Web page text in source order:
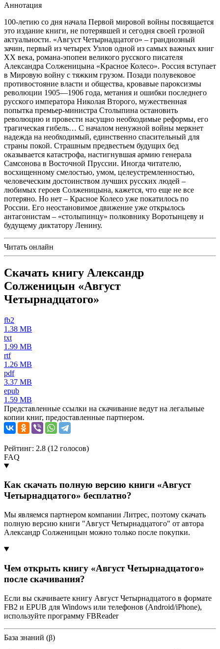
Аннотация
100-летию со дня начала Первой мировой войны посвящается
это издание книги, не потерявшей и сегодня своей грозной
актуальности. «Август Четырнадцатого» – грандиозный
зачин, первый из четырех Узлов одной из самых важных книг
ХХ века, романа-эпопеи великого русского писателя
Александра Солженицына «Красное Колесо». Россия вступает
в Мировую войну с тяжким грузом. Позади полувековое
противостояние власти и общества, кровавые пароксизмы
революции 1905—1906 года, метания и ошибки последнего
русского императора Николая Второго, мужественная
попытка премьер-министра Столыпина остановить
революцию и провести насущно необходимые реформы, его
трагическая гибель… С началом ненужной войны меркнет
надежда на необходимый, единственно спасительный для
страны покой. Страшным предвестьем будущих бед
оказывается катастрофа, настигнувшая армию генерала
Самсонова в Восточной Пруссии. Иногда читателю,
восхищенному смелостью, умом, целеустремленностью,
человеческим достоинством лучших русских людей –
любимых героев Солженицына, кажется, что еще не все
потеряно. Но нет – Красное Колесо уже покатилось по
России. Его неостановимое движение уже открылось
антагонистам – «столыпинцу» полковнику Воротынцеву и
будущему диктатору Ленину.
Читать онлайн
Скачать книгу Александр
Солженицын «Август
Четырнадцатого»
fb2
1.38 MB
txt
1.99 MB
rtf
1.26 MB
pdf
3.37 MB
epub
1.59 MB
Представленные ссылки на скачивание ведут на легальные
копии книг, предоставленные партнером.
Рейтинг: 2.8 (12 голосов)
FAQ
Как скачать полную версию книги «Август
Четырнадцатого» бесплатно?
Мы являемся партнером компании Литрес, поэтому скачать
полную версию книги "Август Четырнадцатого" от автора
Александр Солженицын можно только после покупки.
Чем открыть книгу «Август Четырнадцатого»
после скачивания?
Если вы скачиваете книгу Август Четырнадцатого в формате
FB2 и EPUB для Windows или телефонов (Android/iPhone),
используйте программу FBReader
База знаний (β)